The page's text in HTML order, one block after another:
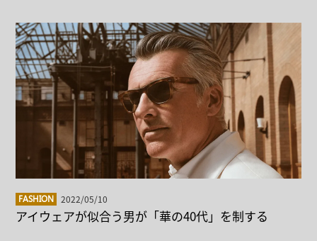
FASHION 2022/05/10
アイウェアが似合う男が「華の40代」を制する